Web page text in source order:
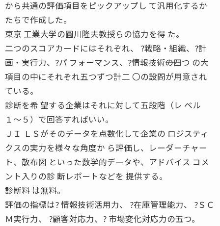
から共通の評価項目をピックアップし て汎用化するか
たちで作成した。
東京 工業大学の圓川隆夫教授らの協力を得 た。
二つのスコアカードにはそれぞれ、 ?戦略・組織、?計
画・実行力、?パ フォーマンス、?情報技術――の四つ の大
項目の中にそれぞれ五つずつ計二 〇の設問が用意され
ている。
診断を希 望する企業はそれに対して五段階（レ ベル
１〜５）で回答すればいい。
ＪＩ ＬＳがそのデータを点数化して企業の ロジスティ
クスの実力を様々な角度か ら評価し、レーダーチャー
ト、散布図 といった数学的データや、アドバイス コメ
ント入りの診 断レポートなどを 提供する。
診断料 は無料。
評価の指標は? 情報技術活用力、 ?在庫管理能力、 ?ＳＣ
Ｍ実行力、 ?顧客対応力、? 市場変化対応力――の五つ。